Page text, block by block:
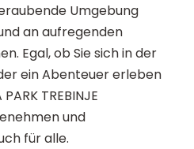
Umgebung
an aufregenden
Egal, ob Sie sich in der
ein Abenteuer erleben
TREBINJE
und
für alle.